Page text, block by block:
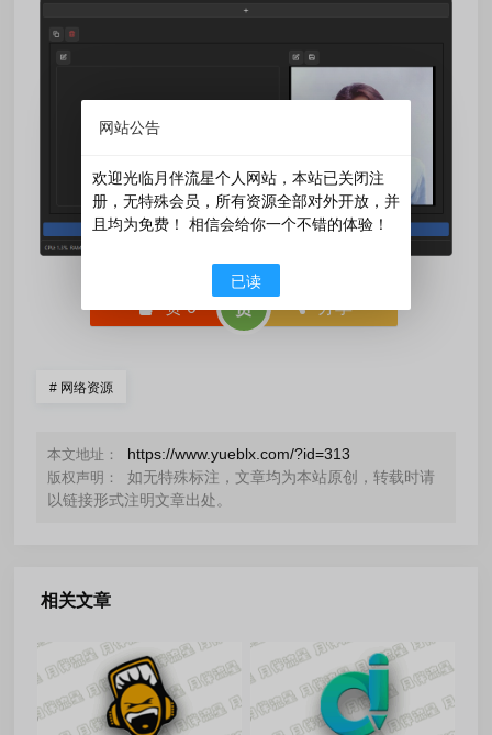
󰄼 赞0 赏 󰄯 分享
# 网络资源
本文地址： https://www.yueblx.com/?id=313
版权声明：
如无特殊标注，文章均为本站原创，转载时请
以链接形式注明文章出处。
相关文章
网站公告
欢迎光临月伴流星个人网站，本站已关闭注
册，无特殊会员，所有资源全部对外开放，并
且均为免费！ 相信会给你一个不错的体验！
已读